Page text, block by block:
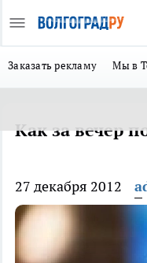
Заказать рекламу Мы в
Как за вечер
27 декабря 2012